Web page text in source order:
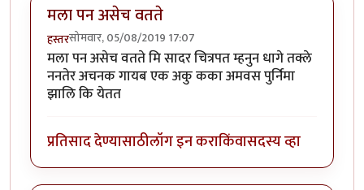
मला पन असेच वतते
हस्तरसोमवार, 05/08/2019 17:07
मला पन असेच वतते मि सादर चित्रपत म्हनुन धागे तक्ले
ननतेर अचनक गायब एक अकु कका अमवस पुर्निमा
झालि कि येतत
प्रतिसाद देण्यासाठीलॉग इन कराकिंवासदस्य व्हा